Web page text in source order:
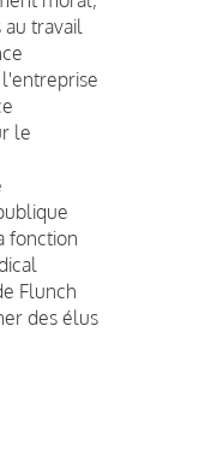
travail
le
fonction
Flunch
des élus